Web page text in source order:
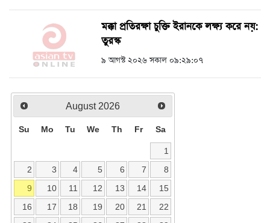
মক্কা প্রতিরক্ষা চুক্তি ইরানকে লক্ষ্য করে নয়:
তুরস্ক
৯ আগস্ট ২০২৬ সকাল ০৯:২৯:০৭
August 2026
Su Mo Tu We Th Fr Sa
1
2
3 4 5 6 7
8
9
10 11 12 13 14
15
16
17 18 19 20 21
22